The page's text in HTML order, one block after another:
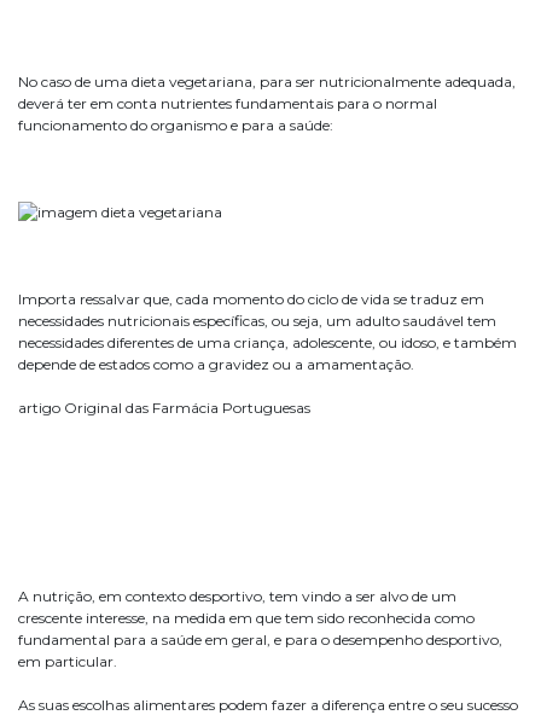
No caso de uma dieta vegetariana, para ser nutricionalmente adequada,
deverá ter em conta nutrientes fundamentais para o normal
funcionamento do organismo e para a saúde:
Importa ressalvar que, cada momento do ciclo de vida se traduz em
necessidades nutricionais específicas, ou seja, um adulto saudável tem
necessidades diferentes de uma criança, adolescente, ou idoso, e também
depende de estados como a gravidez ou a amamentação.
artigo Original das Farmácia Portuguesas
A nutrição, em contexto desportivo, tem vindo a ser alvo de um
crescente interesse, na medida em que tem sido reconhecida como
fundamental para a saúde em geral, e para o desempenho desportivo,
em particular.
As suas escolhas alimentares podem fazer a diferença entre o seu sucesso